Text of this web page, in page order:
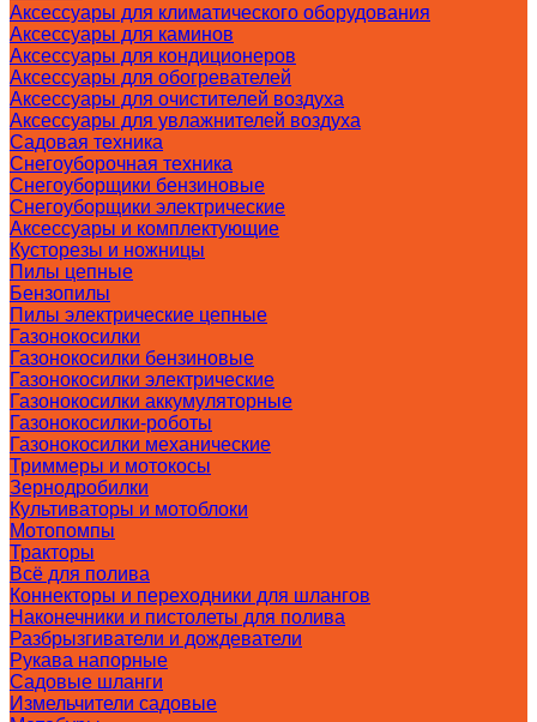
Аксессуары для климатического оборудования
Аксессуары для каминов
Аксессуары для кондиционеров
Аксессуары для обогревателей
Аксессуары для очистителей воздуха
Аксессуары для увлажнителей воздуха
Садовая техника
Снегоуборочная техника
Снегоуборщики бензиновые
Снегоуборщики электрические
Аксессуары и комплектующие
Кусторезы и ножницы
Пилы цепные
Бензопилы
Пилы электрические цепные
Газонокосилки
Газонокосилки бензиновые
Газонокосилки электрические
Газонокосилки аккумуляторные
Газонокосилки-роботы
Газонокосилки механические
Триммеры и мотокосы
Зернодробилки
Культиваторы и мотоблоки
Мотопомпы
Тракторы
Всё для полива
Коннекторы и переходники для шлангов
Наконечники и пистолеты для полива
Разбрызгиватели и дождеватели
Рукава напорные
Садовые шланги
Измельчители садовые